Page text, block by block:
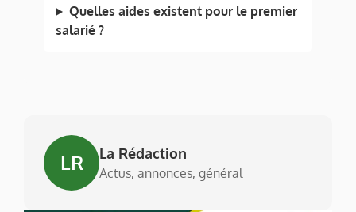
Quelles aides existent pour le premier
salarié ?
LR La Rédaction
Actus, annonces, général